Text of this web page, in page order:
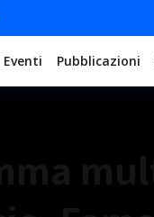
Eventi Pubblicazioni